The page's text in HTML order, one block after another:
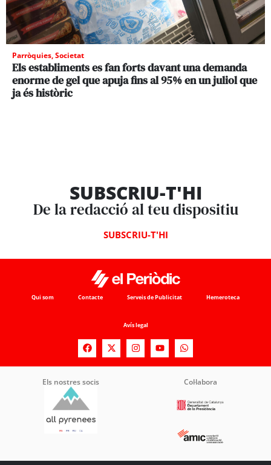
Parròquies,Societat
Els establiments es fan forts davant una demanda
enorme de gel que apuja fins al 95% en un juliol que
ja és històric
SUBSCRIU-T'HI
De la redacció al teu dispositiu
SUBSCRIU-T'HI
Qui som Contacte Serveis de Publicitat Hemeroteca
Avís legal
Els nostres socis Col·labora